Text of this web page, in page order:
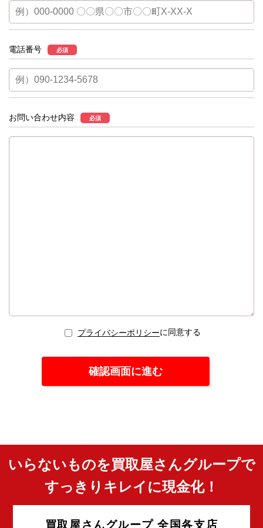
電話番号 必須
お問い合わせ内容 必須
プライバシーポリシーに同意する
いらないものを買取屋さんグループで
すっきりキレイに現金化！
買取屋さんグループ 全国各支店